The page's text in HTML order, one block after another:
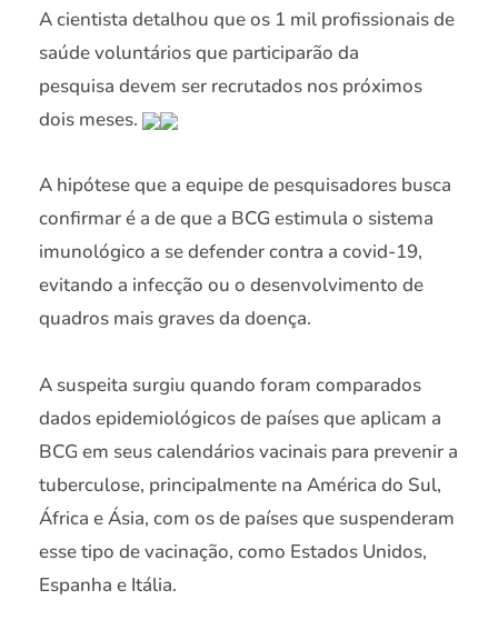
A cientista detalhou que os 1 mil profissionais de
saúde voluntários que participarão da
pesquisa devem ser recrutados nos próximos
dois meses.
A hipótese que a equipe de pesquisadores busca
confirmar é a de que a BCG estimula o sistema
imunológico a se defender contra a covid-19,
evitando a infecção ou o desenvolvimento de
quadros mais graves da doença.
A suspeita surgiu quando foram comparados
dados epidemiológicos de países que aplicam a
BCG em seus calendários vacinais para prevenir a
tuberculose, principalmente na América do Sul,
África e Ásia, com os de países que suspenderam
esse tipo de vacinação, como Estados Unidos,
Espanha e Itália.